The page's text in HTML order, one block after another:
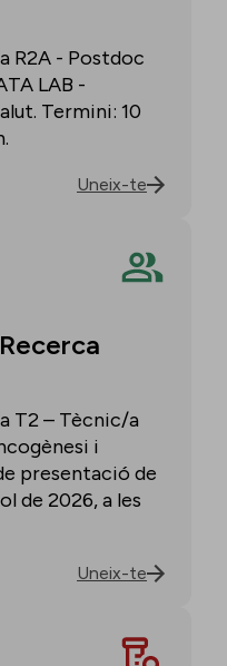
R2A - Postdoc
LAB -
Termini: 10
Uneix-te
T2 – Tècnic/a
i
presentació de
de 2026, a les
Uneix-te